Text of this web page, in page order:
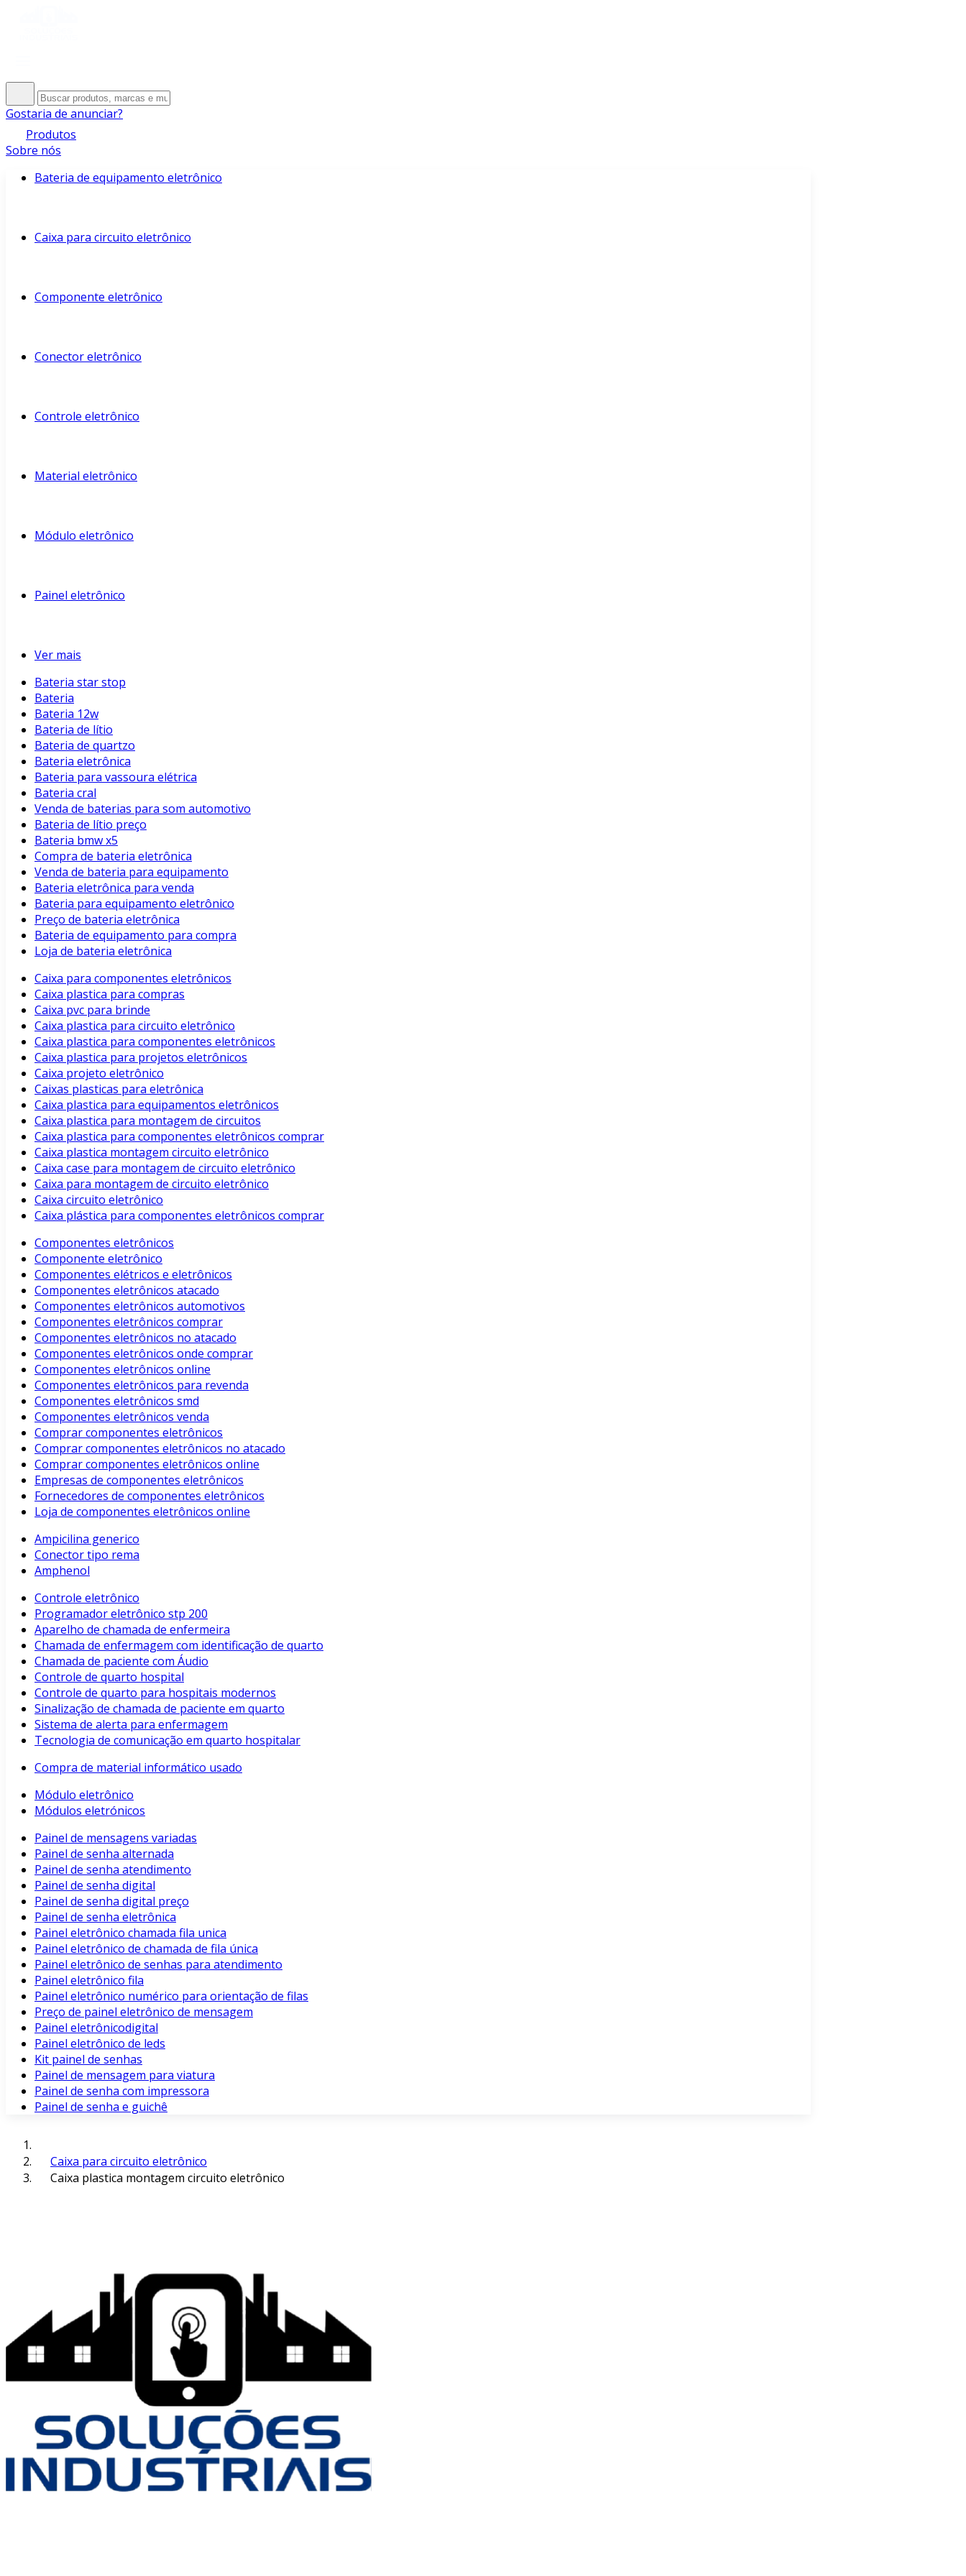
Gostaria de anunciar?
Produtos
Sobre nós
Bateria de equipamento eletrônico
Caixa para circuito eletrônico
Componente eletrônico
Conector eletrônico
Controle eletrônico
Material eletrônico
Módulo eletrônico
Painel eletrônico
Ver mais
Bateria star stop
Bateria
Bateria 12w
Bateria de lítio
Bateria de quartzo
Bateria eletrônica
Bateria para vassoura elétrica
Bateria cral
Venda de baterias para som automotivo
Bateria de lítio preço
Bateria bmw x5
Compra de bateria eletrônica
Venda de bateria para equipamento
Bateria eletrônica para venda
Bateria para equipamento eletrônico
Preço de bateria eletrônica
Bateria de equipamento para compra
Loja de bateria eletrônica
Caixa para componentes eletrônicos
Caixa plastica para compras
Caixa pvc para brinde
Caixa plastica para circuito eletrônico
Caixa plastica para componentes eletrônicos
Caixa plastica para projetos eletrônicos
Caixa projeto eletrônico
Caixas plasticas para eletrônica
Caixa plastica para equipamentos eletrônicos
Caixa plastica para montagem de circuitos
Caixa plastica para componentes eletrônicos comprar
Caixa plastica montagem circuito eletrônico
Caixa case para montagem de circuito eletrônico
Caixa para montagem de circuito eletrônico
Caixa circuito eletrônico
Caixa plástica para componentes eletrônicos comprar
Componentes eletrônicos
Componente eletrônico
Componentes elétricos e eletrônicos
Componentes eletrônicos atacado
Componentes eletrônicos automotivos
Componentes eletrônicos comprar
Componentes eletrônicos no atacado
Componentes eletrônicos onde comprar
Componentes eletrônicos online
Componentes eletrônicos para revenda
Componentes eletrônicos smd
Componentes eletrônicos venda
Comprar componentes eletrônicos
Comprar componentes eletrônicos no atacado
Comprar componentes eletrônicos online
Empresas de componentes eletrônicos
Fornecedores de componentes eletrônicos
Loja de componentes eletrônicos online
Ampicilina generico
Conector tipo rema
Amphenol
Controle eletrônico
Programador eletrônico stp 200
Aparelho de chamada de enfermeira
Chamada de enfermagem com identificação de quarto
Chamada de paciente com Áudio
Controle de quarto hospital
Controle de quarto para hospitais modernos
Sinalização de chamada de paciente em quarto
Sistema de alerta para enfermagem
Tecnologia de comunicação em quarto hospitalar
Compra de material informático usado
Módulo eletrônico
Módulos eletrónicos
Painel de mensagens variadas
Painel de senha alternada
Painel de senha atendimento
Painel de senha digital
Painel de senha digital preço
Painel de senha eletrônica
Painel eletrônico chamada fila unica
Painel eletrônico de chamada de fila única
Painel eletrônico de senhas para atendimento
Painel eletrônico fila
Painel eletrônico numérico para orientação de filas
Preço de painel eletrônico de mensagem
Painel eletrônicodigital
Painel eletrônico de leds
Kit painel de senhas
Painel de mensagem para viatura
Painel de senha com impressora
Painel de senha e guichê
Caixa para circuito eletrônico
Caixa plastica montagem circuito eletrônico